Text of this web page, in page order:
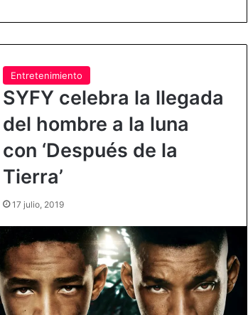
Entretenimiento
SYFY celebra la llegada
del hombre a la luna
con ‘Después de la
Tierra’
17 julio, 2019